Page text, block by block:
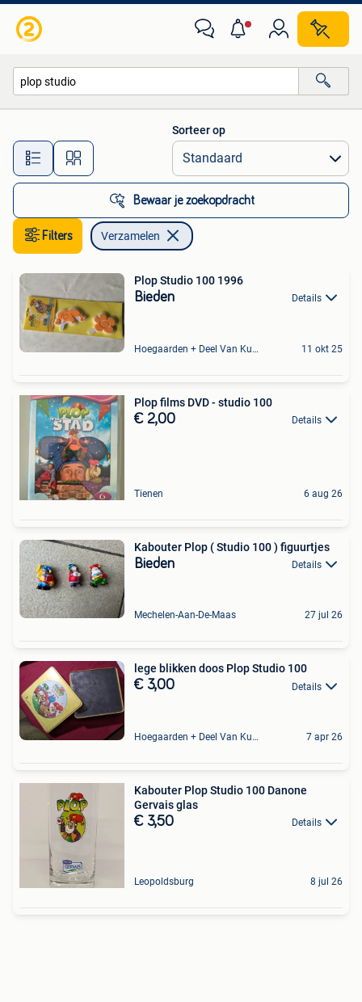
Alle afstanden…
Sorteer op
Bewaar je zoekopdracht
Filters Verzamelen
Plop Studio 100 1996
Bieden Details
Hoegaarden + Deel Van Kumtich + Deel Van Tienen 11 okt 25
Plop films DVD - studio 100
€ 2,00 Details
Tienen 6 aug 26
Kabouter Plop ( Studio 100 ) figuurtjes
Bieden Details
Mechelen-Aan-De-Maas 27 jul 26
lege blikken doos Plop Studio 100
€ 3,00 Details
Hoegaarden + Deel Van Kumtich + Deel Van Tienen 7 apr 26
Kabouter Plop Studio 100 Danone
Gervais glas
€ 3,50 Details
Leopoldsburg 8 jul 26